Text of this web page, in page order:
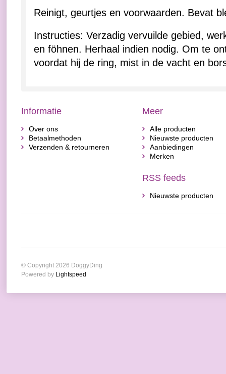
Reinigt, geurtjes en voorwaarden. Bevat
Instructies: Verzadig vervuilde gebied,
en föhnen. Herhaal indien nodig. Om te
voordat hij de ring, mist in de vacht en
Informatie
Over ons
Betaalmethoden
Verzenden & retourneren
Meer
Alle producten
Nieuwste producten
Aanbiedingen
Merken
RSS feeds
Nieuwste producten
© Copyright 2026 DoggyDing
Powered by Lightspeed